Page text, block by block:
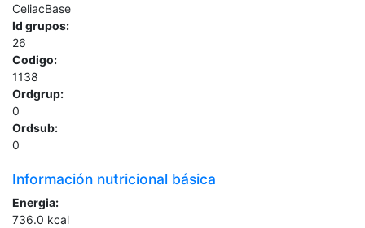
CeliacBase
Id grupos:
26
Codigo:
1138
Ordgrup:
0
Ordsub:
0
Información nutricional básica
Energia:
736.0 kcal